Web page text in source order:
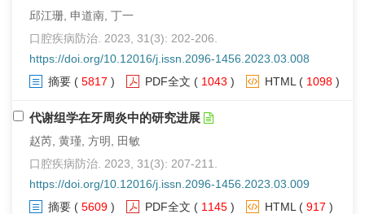
邱江珊, 申道南, 丁一
口腔疾病防治. 2023, 31(3): 202-206.
https://doi.org/10.12016/j.issn.2096-1456.2023.03.008
摘要 ( 5817 ) PDF全文 ( 1043 ) HTML ( 1098 )
代谢组学在牙周炎中的研究进展
赵芮, 黄瑾, 方明, 田敏
口腔疾病防治. 2023, 31(3): 207-211.
https://doi.org/10.12016/j.issn.2096-1456.2023.03.009
摘要 ( 5609 ) PDF全文 ( 1145 ) HTML ( 917 )